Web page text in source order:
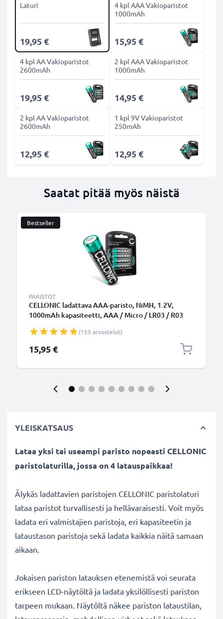
Laturi
19,95 €
4 kpl AAA Vakioparistot
1000mAh
15,95 €
4 kpl AA Vakioparistot
2600mAh
19,95 €
2 kpl AAA Vakioparistot
1000mAh
14,95 €
2 kpl AA Vakioparistot
2600mAh
12,95 €
1 kpl 9V Vakioparistot
250mAh
12,95 €
Saatat pitää myös näistä
Bestseller
PARISTOT
CELLONIC ladattava AAA-paristo, NiMH, 1.2V,
1000mAh kapasiteetti, AAA / Micro / LR03 / R03
(155 arvostelut)
15,95 €
YLEISKATSAUS
Lataa yksi tai useampi paristo nopeasti CELLONIC
paristolaturilla, jossa on 4 latauspaikkaa!
Älykäs ladattavien paristojen CELLONIC paristolaturi
lataa paristot turvallisesti ja hellävaraisesti. Voit myös
ladata eri valmistajien paristoja, eri kapasiteetin ja
lataustason paristoja sekä ladata kaikkia näitä samaan
aikaan.
Jokaisen pariston latauksen etenemistä voi seurata
erikseen LCD-näytöltä ja ladata yksilöllisesti pariston
tarpeen mukaan. Näytöltä näkee pariston lataustilan,